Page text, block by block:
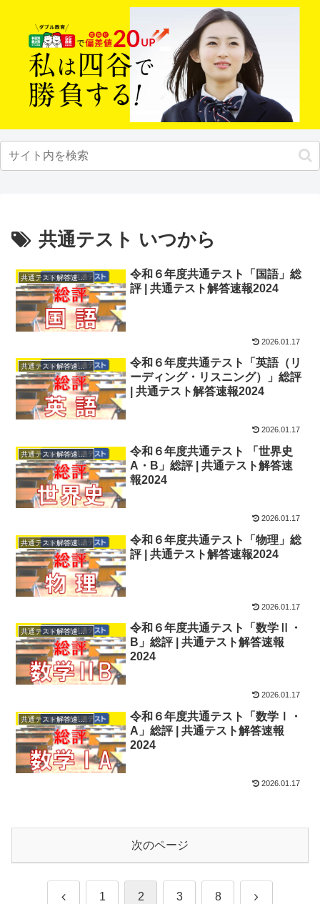
共通テスト いつから
共通テスト解答速報2024
令和６年度共通テスト「国語」総
評 | 共通テスト解答速報2024
2026.01.17
共通テスト解答速報2024
令和６年度共通テスト「英語（リ
ーディング・リスニング）」総評
| 共通テスト解答速報2024
2026.01.17
共通テスト解答速報2024
令和６年度共通テスト 「世界史
A・B」総評 | 共通テスト解答速
報2024
2026.01.17
共通テスト解答速報2024
令和６年度共通テスト「物理」総
評 | 共通テスト解答速報2024
2026.01.17
共通テスト解答速報2024
令和６年度共通テスト「数学Ⅱ・
B」総評 | 共通テスト解答速報
2024
2026.01.17
共通テスト解答速報2024
令和６年度共通テスト「数学Ⅰ・
A」総評 | 共通テスト解答速報
2024
2026.01.17
次のページ
前 1 2 3 8 次